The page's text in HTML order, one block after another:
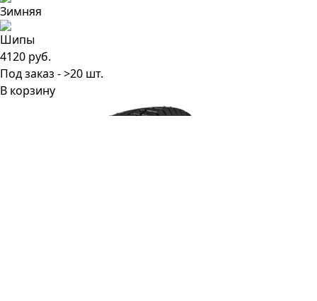
4120 руб.
Под заказ - >20 шт.
В корзину